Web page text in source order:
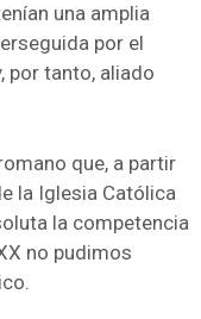
una amplia
por el
por tanto, aliado
que, a partir
la Iglesia Católica
la competencia
no pudimos